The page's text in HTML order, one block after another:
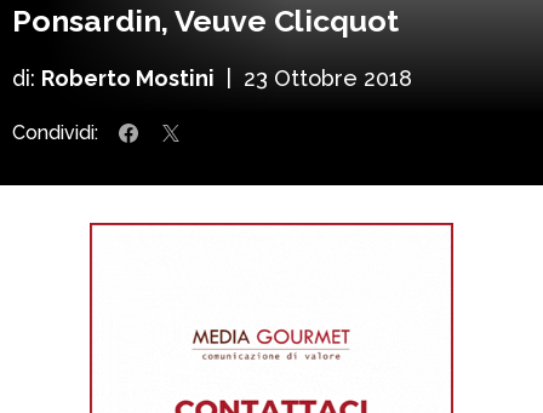
Ponsardin, Veuve Clicquot
di: Roberto Mostini 23 Ottobre 2018
Condividi: